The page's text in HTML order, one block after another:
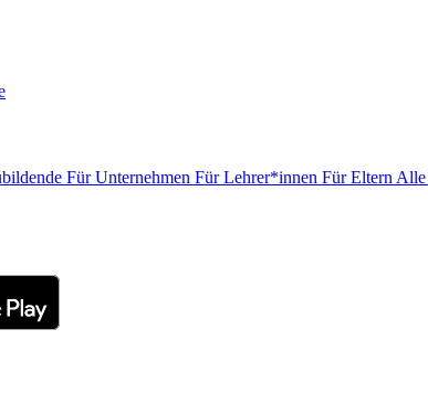
Für Unternehmen Für Lehrer*innen Für Eltern Alle